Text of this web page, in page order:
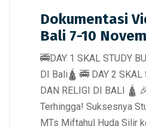
Dokumentasi
Bali 7-10
🚎DAY 1 SKAL STUDY
DI Bali🛕 🚎 DAY 2 SKAL
DAN RELIGI DI BALI 🛕
Terhingga! Suksesnya
MTs Miftahul Huda Silir